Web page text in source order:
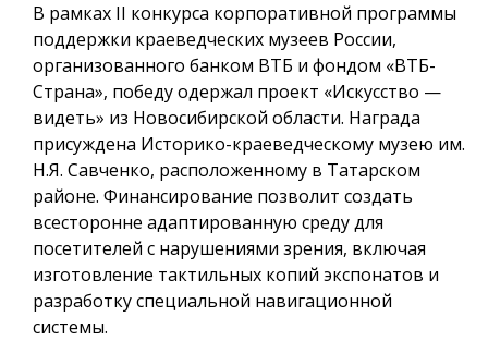
В рамках II конкурса корпоративной программы
поддержки краеведческих музеев России,
организованного банком ВТБ и фондом «ВТБ-
Страна», победу одержал проект «Искусство —
видеть» из Новосибирской области. Награда
присуждена Историко-краеведческому музею им.
Н.Я. Савченко, расположенному в Татарском
районе. Финансирование позволит создать
всесторонне адаптированную среду для
посетителей с нарушениями зрения, включая
изготовление тактильных копий экспонатов и
разработку специальной навигационной
системы.